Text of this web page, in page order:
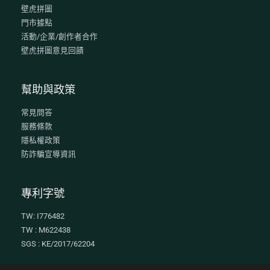
壁虎拼圖
門市據點
活動/企業/創作者合作
壁虎拼圖意見回饋
幫助與政策
常見問答
服務條款
隱私權政策
防詐騙宣導資訊
專利字號
TW: I776482
TW : M622438
SGS : KE/2017/62204